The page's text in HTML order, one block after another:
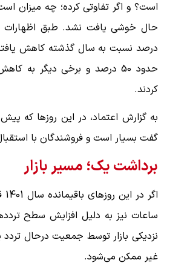
است؟ و اگر تفاوتی کرده؛ چه میزان
درصد نسبت به سال گذشته کاهش
کردند.
به گزارش اعتماد، در این روزها که
گفت بسیار است و فروشندگان با
برداشت یک؛ مسیر بازار
ساعات نیز به دلیل افزایش سطح
نزدیکی بازار توسط جمعیت درحال
غیر ممکن می‌شود.